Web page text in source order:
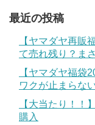
最近の投稿
【ヤマダヤ再販
て売れ残り？ま
【ヤマダヤ福袋
ワクが止まらな
【大当たり！！
購入